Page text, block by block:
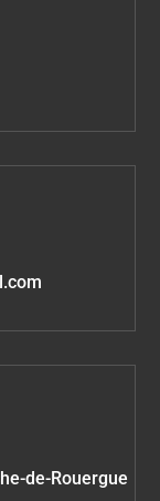
de-Rouergue